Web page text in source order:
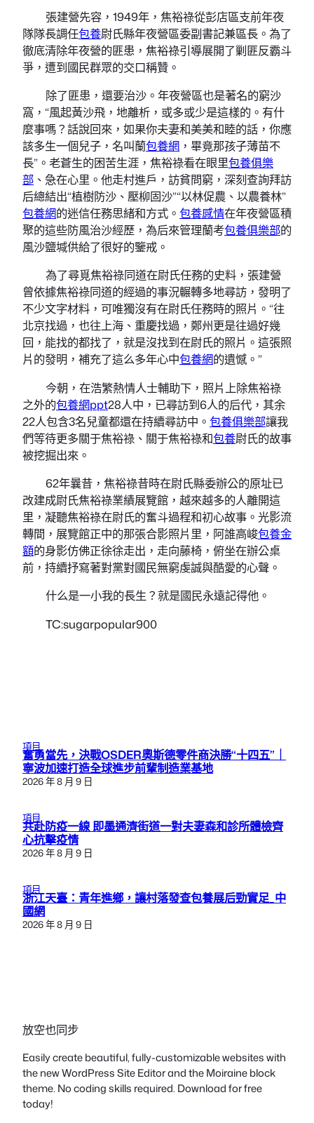
張建營先容，1949年，焦裕祿從彭店區支前年夜
隊隊長調任包養尉氏縣年夜營區委副書記兼區長。為了
徹底清除年夜營的匪患，焦裕祿引導展開了剿匪反霸斗
爭，遭到國民群眾的交口稱贊。
除了匪患，還要治沙。年夜營區也是著名的窮沙
窩，“風起黃沙飛，地離析，或多或少是這樣的。有什
麼事嗎？話說回來，如果你夫妻和美美和睦的話，你應
該多生一個兒子，名叫蘭包養網 ，畢竟那孩子薄苗不
長”。老蒼生的困苦生涯，焦裕祿看在眼里包養俱樂
部 、急在心里。他走村進戶，訪貧問窮，深刻查詢拜訪
后總結出“植樹防沙、壓柳固沙”“以林促農、以農養林”
包養網的迷信任務思緒和方式。 包養感情在年夜營區積
聚的這些防風治沙經歷，為后來管理蘭考包養俱樂部的
風沙鹽堿供給了很好的鑒戒。
為了尋覓焦裕祿同道在尉氏任務的史料，張建營
曾依據焦裕祿同道的經過的事況輾轉多地尋訪，發明了
不少文字材料，可唯獨沒有在尉氏任務時的照片。“往
北京找過，也往上海、重慶找過，鄭州更是往過好幾
回，能找的都找了，就是沒找到在尉氏的照片。這張照
片的發明，補充了這么多年心中包養網的遺憾。”
今朝，在浩繁熱情人士輔助下，照片上除焦裕祿
之外的包養網ppt28人中，已尋訪到6人的后代，其余
22人包含3名兒童都還在持續尋訪中。 包養俱樂部讓我
們等待更多關于焦裕祿、關于焦裕祿和包養尉氏的故事
被挖掘出來。
62年曩昔，焦裕祿昔時在尉氏縣委辦公的原址已
改建成尉氏焦裕祿業績展覽館，越來越多的人離開這
里，凝聽焦裕祿在尉氏的奮斗過程和初心故事。光影流
轉間，展覽館正中的那張合影照片里，阿誰高峻包養金
額的身影仿佛正徐徐走出，走向藤椅，俯坐在辦公桌
前，持續抒寫著對黨對國民無窮虔誠與酷愛的心聲。
什么是一小我的長生？就是國民永遠記得他。
TC:sugarpopular900
項目
奮勇當先，決戰OSDER奧斯德零件商決勝“十四五”｜
寧波加速打造全球進步前輩制造業基地
2026 年 8 月 9 日
項目
共赴防疫一線 即墨通濟街道一對夫妻森和診所體檢齊
心抗擊疫情
2026 年 8 月 9 日
項目
浙江天臺：青年進鄉，讓村落發查包養展后勁實足_中
國網
2026 年 8 月 9 日
放空也同步
Easily create beautiful, fully-customizable websites with
the new WordPress Site Editor and the Moiraine block
theme. No coding skills required. Download for free
today!